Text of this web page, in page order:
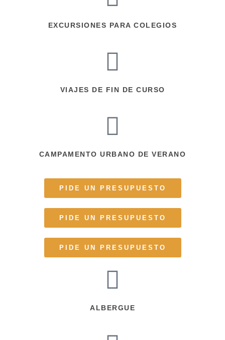
EXCURSIONES PARA COLEGIOS
VIAJES DE FIN DE CURSO
CAMPAMENTO URBANO DE VERANO
PIDE UN PRESUPUESTO
PIDE UN PRESUPUESTO
PIDE UN PRESUPUESTO
ALBERGUE